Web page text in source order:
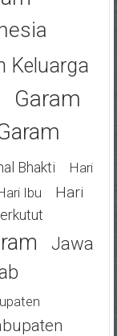
Keluarga
Garam
Bhakti
Hari
Ibu
Hari
Jawa